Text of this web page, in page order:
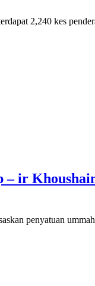
2,240 kes
ir
penyatuan